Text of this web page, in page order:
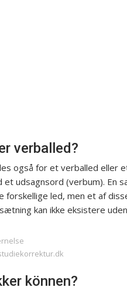
verballed?
også for et verballed eller
et udsagnsord (verbum). En
forskellige led, men et af
kan ikke eksistere
können?